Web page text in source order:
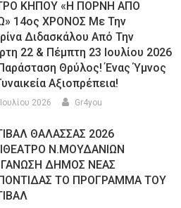
ΚΗΠΟΥ «Η ΠΟΡΝΗ ΑΠΟ
14ος ΧΡΟΝΟΣ Με Την
Διδασκάλου Από Την
22 & Πέμπτη 23 Ιουλίου 2026
Θρύλος! Ένας Ύμνος
Αξιοπρέπεια!
2026 Gr4you
ΘΑΛΑΣΣΑΣ 2026
Ν.ΜΟΥΔΑΝΙΩΝ
ΔΗΜΟΣ ΝΕΑΣ
ΤΟ ΠΡΟΓΡΑΜΜΑ ΤΟΥ